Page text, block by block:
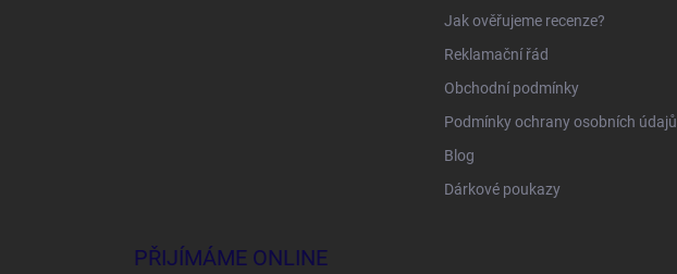
Jak ověřujeme recenze?
Reklamační řád
Obchodní podmínky
Podmínky ochrany osobních údajů
Blog
Dárkové poukazy
PŘIJÍMÁME ONLINE